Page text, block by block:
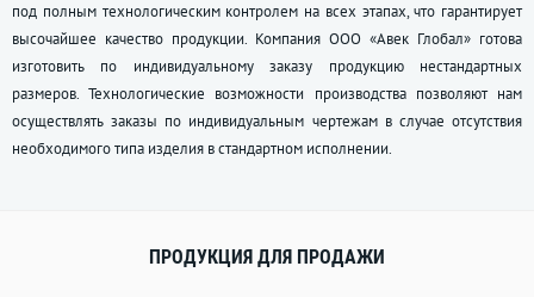
под полным технологическим контролем на всех этапах, что гарантирует
высочайшее качество продукции. Компания ООО «Авек Глобал» готова
изготовить по индивидуальному заказу продукцию нестандартных
размеров. Технологические возможности производства позволяют нам
осуществлять заказы по индивидуальным чертежам в случае отсутствия
необходимого типа изделия в стандартном исполнении.
ПРОДУКЦИЯ ДЛЯ ПРОДАЖИ